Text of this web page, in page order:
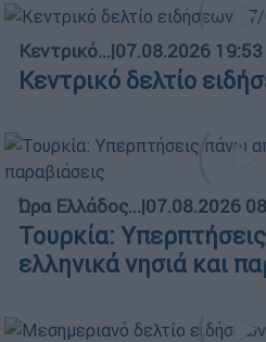
Κεντρικό...|07.08.2026 19:53
Κεντρικό δελτίο
Ώρα Ελλάδος...|07.08.2026
Τουρκία:
ελληνικά νησιά και